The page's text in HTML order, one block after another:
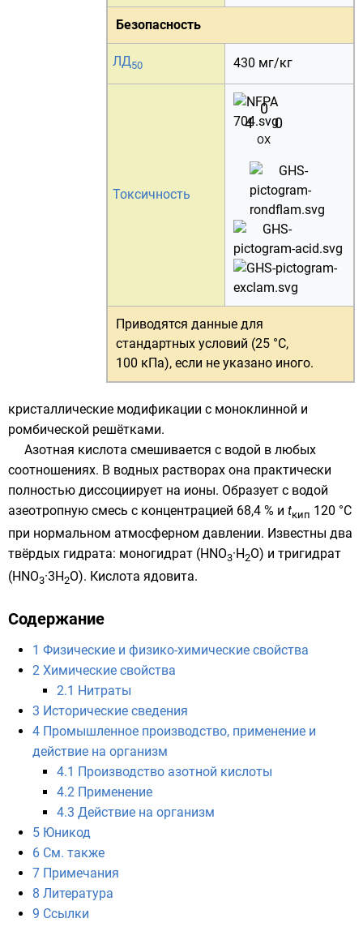
Безопасность
ЛД50 430 мг/кг
Токсичность
0
4
0
OX
Приводятся данные для
стандартных условий (25 °C,
100 кПа), если не указано иного.
кристаллические модификации с моноклинной и
ромбической решётками.
Азотная кислота смешивается с водой в любых
соотношениях. В водных растворах она практически
полностью диссоциирует на ионы. Образует с водой
азеотропную смесь с концентрацией 68,4 % и tкип 120 °C
при нормальном атмосферном давлении. Известны два
твёрдых гидрата: моногидрат (HNO3·H2O) и тригидрат
(HNO3·3H2O). Кислота ядовита.
Содержание
1 Физические и физико-химические свойства
2 Химические свойства
2.1 Нитраты
3 Исторические сведения
4 Промышленное производство, применение и
действие на организм
4.1 Производство азотной кислоты
4.2 Применение
4.3 Действие на организм
5 Юникод
6 См. также
7 Примечания
8 Литература
9 Ссылки